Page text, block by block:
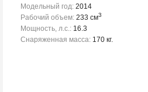
Модельный год: 2014
Рабочий объем: 233 см3
Мощность, л.с.: 16.3
Снаряженная масса: 170 кг.